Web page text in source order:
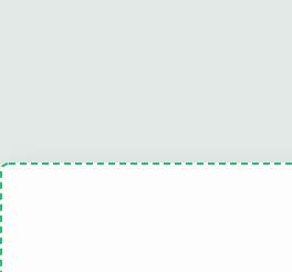
tulipbet güncel